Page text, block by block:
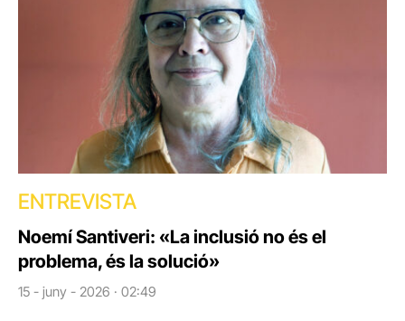
ENTREVISTA
Noemí Santiveri: «La inclusió no és el
problema, és la solució»
15 - juny - 2026 · 02:49